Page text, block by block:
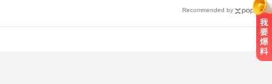
Recommended by